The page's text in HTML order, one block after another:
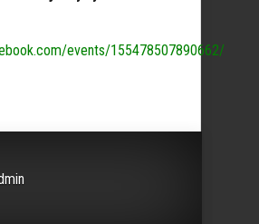
events/155478507890662/